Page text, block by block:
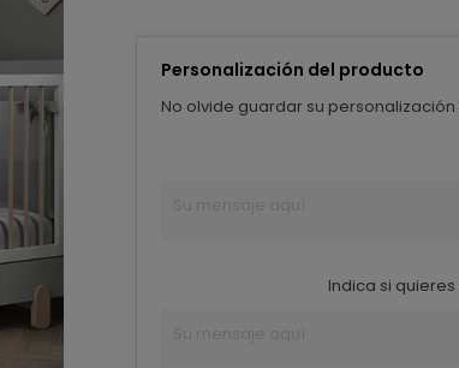
Personalización del producto
No olvide guardar su
Indica si